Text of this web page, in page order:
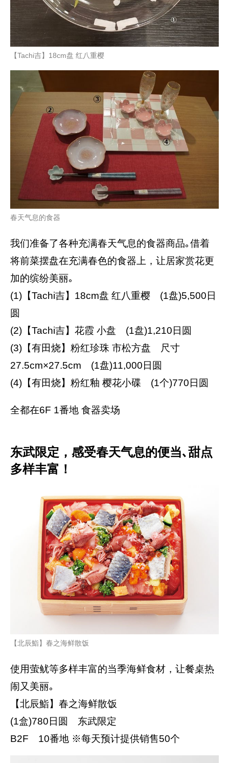
【Tachi吉】18cm盘 红八重樱
春天气息的食器
我们准备了各种充满春天气息的食器商品｡借着
将前菜摆盘在充满春色的食器上，让居家赏花更
加的缤纷美丽｡
(1)【Tachi吉】18cm盘 红八重樱 (1盘)5,500日
圆
(2)【Tachi吉】花霞 小盘 (1盘)1,210日圆
(3)【有田烧】粉红珍珠 市松方盘 尺寸
27.5cm×27.5cm (1盘)11,000日圆
(4)【有田烧】粉红釉 樱花小碟 (1个)770日圆
全都在6F 1番地 食器卖场
东武限定，感受春天气息的便当､甜点
多样丰富！
【北辰鮨】春之海鲜散饭
使用萤鱿等多样丰富的当季海鲜食材，让餐桌热
闹又美丽｡
【北辰鮨】春之海鲜散饭
(1盒)780日圆 东武限定
B2F 10番地 ※每天预计提供销售50个